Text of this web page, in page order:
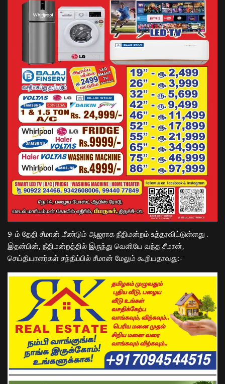
9-ம் தேதி சீமான் மீண்டும் ஆஜராக நீதிமன்றம் உத்தரவிட்டுள்ளது .
இதன்பின், நீதிமன்றத்தில் இருந்து வெளியே வந்த சீமான்,
செய்தியாளர்கள் சந்திப்பில் சீமான் மேலும் கூறியதாவது:-